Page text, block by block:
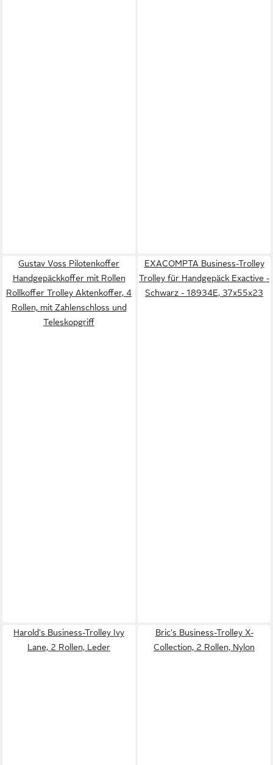
Gustav Voss Pilotenkoffer
Handgepäckkoffer mit Rollen
Rollkoffer Trolley Aktenkoffer, 4
Rollen, mit Zahlenschloss und
Teleskopgriff
EXACOMPTA Business-Trolley
Trolley für Handgepäck Exactive -
Schwarz - 18934E, 37x55x23
Harold's Business-Trolley Ivy
Lane, 2 Rollen, Leder
Bric's Business-Trolley X-
Collection, 2 Rollen, Nylon